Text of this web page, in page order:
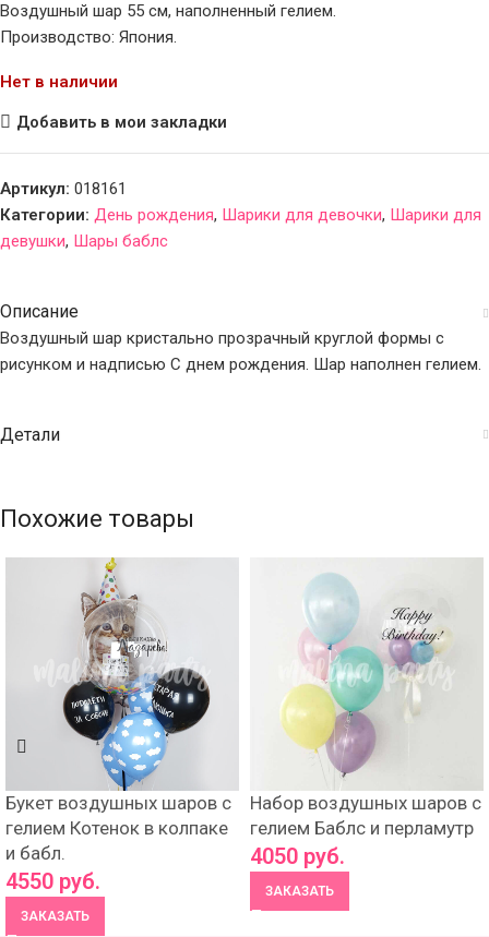
Воздушный шар 55 см, наполненный гелием.
Производство: Япония.
Нет в наличии
Добавить в мои закладки
Артикул: 018161
Категории: День рождения, Шарики для девочки, Шарики для
девушки, Шары баблс
Описание
Воздушный шар кристально прозрачный круглой формы с
рисунком и надписью С днем рождения. Шар наполнен гелием.
Детали
Похожие товары
Букет воздушных шаров с
гелием Котенок в колпаке
и бабл.
4550 руб.
ЗАКАЗАТЬ
Набор воздушных шаров с
гелием Баблс и перламутр
4050 руб.
ЗАКАЗАТЬ